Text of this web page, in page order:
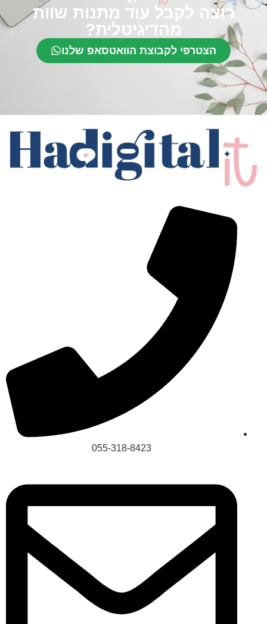
רוצה לקבל עוד מתנות שוות
מהדיגיטלית?
הצטרפי לקבוצת הוואטסאפ שלנו
055-318-8423